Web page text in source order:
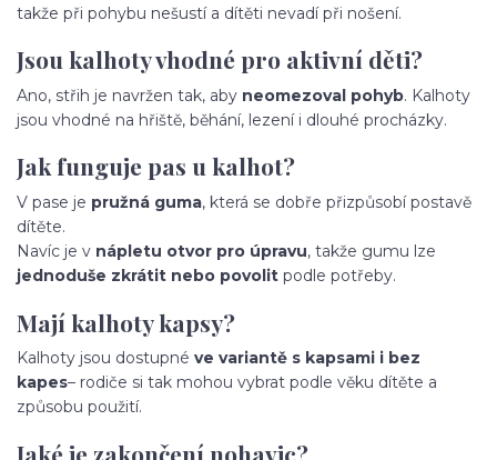
takže při pohybu nešustí a dítěti nevadí při nošení.
Jsou kalhoty vhodné pro aktivní děti?
Ano, střih je navržen tak, aby neomezoval pohyb. Kalhoty
jsou vhodné na hřiště, běhání, lezení i dlouhé procházky.
Jak funguje pas u kalhot?
V pase je pružná guma, která se dobře přizpůsobí postavě
dítěte.
Navíc je v nápletu otvor pro úpravu, takže gumu lze
jednoduše zkrátit nebo povolit podle potřeby.
Mají kalhoty kapsy?
Kalhoty jsou dostupné ve variantě s kapsami i bez
kapes– rodiče si tak mohou vybrat podle věku dítěte a
způsobu použití.
Jaké je zakončení nohavic?